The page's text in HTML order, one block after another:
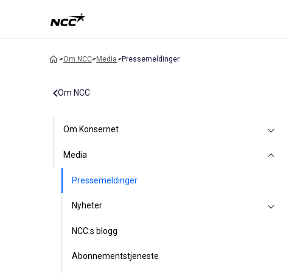
Om NCC Media Pressemeldinger
Om NCC
Om Konsernet
Media
Pressemeldinger
Nyheter
NCC:s blogg
Abonnementstjeneste